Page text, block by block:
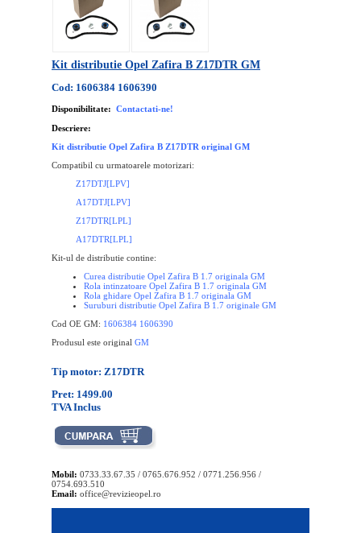
Kit distributie Opel Zafira B Z17DTR GM
Cod: 1606384 1606390
Disponibilitate: Contactati-ne!
Descriere:
Kit distributie Opel Zafira B Z17DTR original GM
Compatibil cu urmatoarele motorizari:
Z17DTJ[LPV]
A17DTJ[LPV]
Z17DTR[LPL]
A17DTR[LPL]
Kit-ul de distributie contine:
Curea distributie Opel Zafira B 1.7 originala GM
Rola intinzatoare Opel Zafira B 1.7 originala GM
Rola ghidare Opel Zafira B 1.7 originala GM
Suruburi distributie Opel Zafira B 1.7 originale GM
Cod OE GM: 1606384 1606390
Produsul este original GM
Tip motor: Z17DTR
Pret: 1499.00
TVA Inclus
Mobil: 0733.33.67.35 / 0765.676.952 / 0771.256.956 /
0754.693.510
Email: office@revizieopel.ro